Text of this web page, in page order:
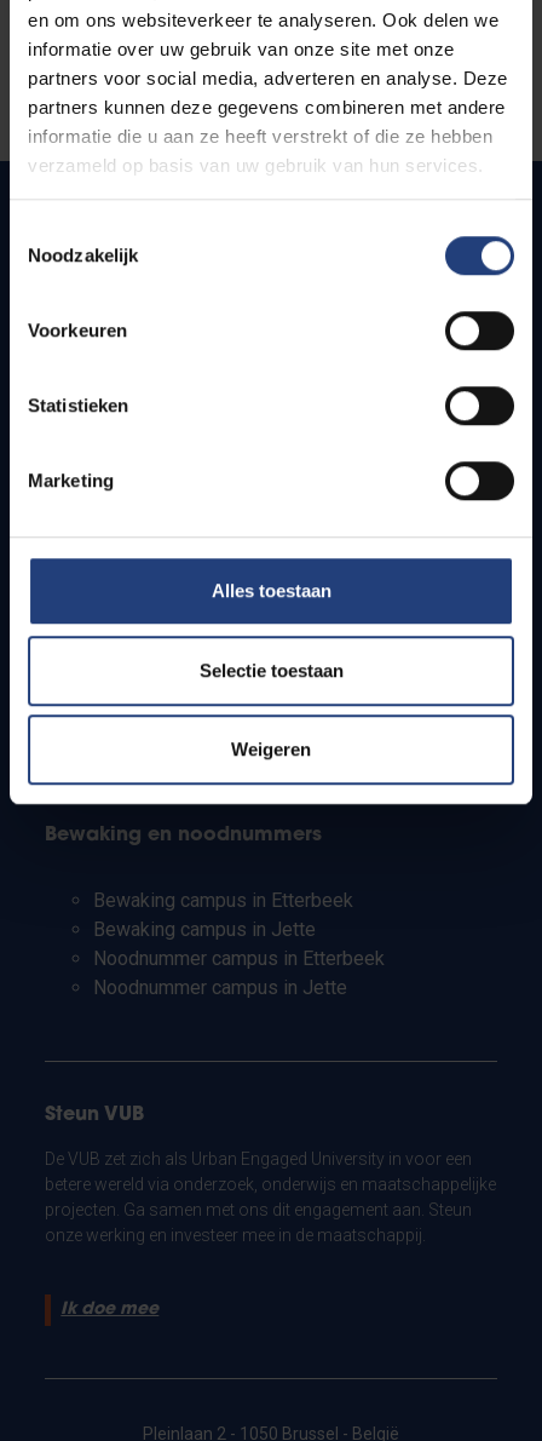
en om ons websiteverkeer te analyseren. Ook delen we
informatie over uw gebruik van onze site met onze
partners voor social media, adverteren en analyse. Deze
partners kunnen deze gegevens combineren met andere
informatie die u aan ze heeft verstrekt of die ze hebben
verzameld op basis van uw gebruik van hun services.
Noodzakelijk
Voorkeuren
Statistieken
Marketing
Alles toestaan
Selectie toestaan
Weigeren
Snel naar
Bereikbaarheid
Studenten
PhD-studenten
Leerkrachten en secundaire scholen
Bewaking en noodnummers
Bewaking campus in Etterbeek
Bewaking campus in Jette
Noodnummer campus in Etterbeek
Noodnummer campus in Jette
Steun VUB
De VUB zet zich als Urban Engaged University in voor een
betere wereld via onderzoek, onderwijs en maatschappelijke
projecten. Ga samen met ons dit engagement aan. Steun
onze werking en investeer mee in de maatschappij.
Ik doe mee
Pleinlaan 2 - 1050 Brussel - België